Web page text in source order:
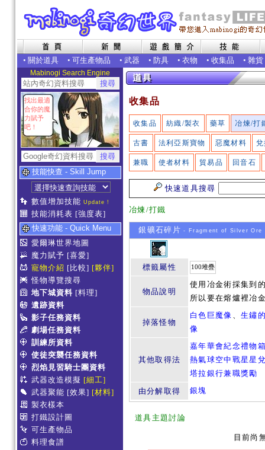
• 關於道具 • 可生產物品 • 武器 • 防具 • 衣物 • 收集品 • 雜貨
Mabinogi Search Engine
找出最適
合你的魔
力賦予
吧！
技能快查 - Skill Jump
數值增加技能 Update !
技能消耗表 [強度表]
快速功能 - Quick Menu
愛爾琳世界地圖
魔力賦予 [喜愛]
寵物介紹 [比較] [夥伴]
怪物導覽搜尋
地下城資料 [料理]
遺跡資料
影子任務資料
劇場任務資料
訓練所資料
使徒突襲任務資料
烈焰見習騎士團資料
武器改造模擬 [細工]
武器聚能 [效果] [材料]
製衣樣本
打鐵設計圖
可生產物品
料理食譜
收集品
收集品 紡織/製衣 藥草 冶煉/打
古書 法利亞斯寶物 惡魔材料
兼職 使者材料 貿易品 回音石
快速道具搜尋
冶煉/打鐵
銀礦石碎片 - Fragment of Silver Ore
標籤屬性 100堆疊
物品說明
使用冶金術採集到
所以要在熔爐裡冶
掉落怪物
白色巨魔像 、生鏽
像
其他取得法
嘉年華會紀念禮物
熱氣球空中戰星星
塔拉銀行兼職獎勵
由分解取得
銀塊
道具主題討論
目前尚